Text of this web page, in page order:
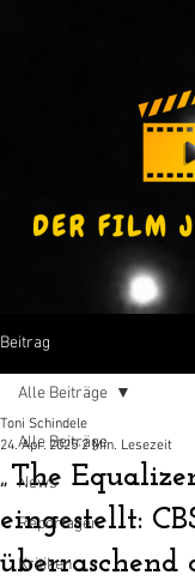
Beitrag
Alle Beiträge
News
Reportagen
Kritiken
Alle Beiträge
„The
eingestellt:
überraschend
Toni Schindele
24. Apr. 2025 2 Min. Lesezeit